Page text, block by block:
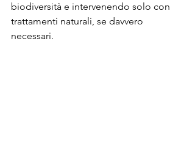
biodiversità e intervenendo solo con
trattamenti naturali, se davvero
necessari.